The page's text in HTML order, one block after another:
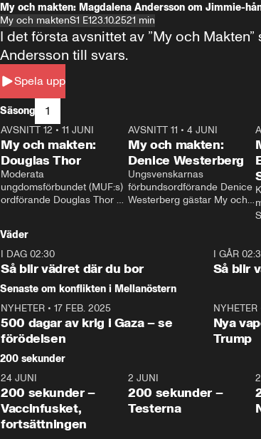
My och makten: Magdalena Andersson om Jimmie-
My och maktenS1 E123.10.2521 min
Spela upp
I det första avsnittet av ”My och
Andersson till svars.
Säsong 1
26:27
AVSNITT 12 • 11 JUNI
My och makten:
Douglas Thor
Moderata
ungdomsförbundet (MUF:s)
ordförande Douglas Thor
tonårsutvisningarna och hur
Moderaterna ska locka
väljare till valet i höst.
23:40
AVSNITT 11 •4 JUNI
My och makten:
Denice Westerberg
Ungsvenskarnas
förbundsordförande Denice
Westerberg gästar My och
Väder
I DAG 02:30
Så blir vädret där du bor
I GÅR
Så blir
Senaste om konflikten i Mellanöstern
NYHETER • 17 FEB. 2025
500 dagar av krig i Gaza – se
förödelsen
NYHETER
Nya
Trump
200 sekunder
5:00
24 JUNI
200 sekunder –
Vaccinfusket,
fortsättningen
4:23
2 JUNI
200 sekunder –
Testerna